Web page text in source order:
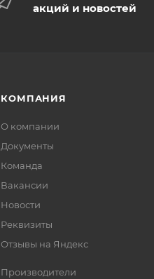
акций и новостей
КОМПАНИЯ
О компании
Документы
Команда
Вакансии
Новости
Реквизиты
Отзывы на Яндекс
Производители